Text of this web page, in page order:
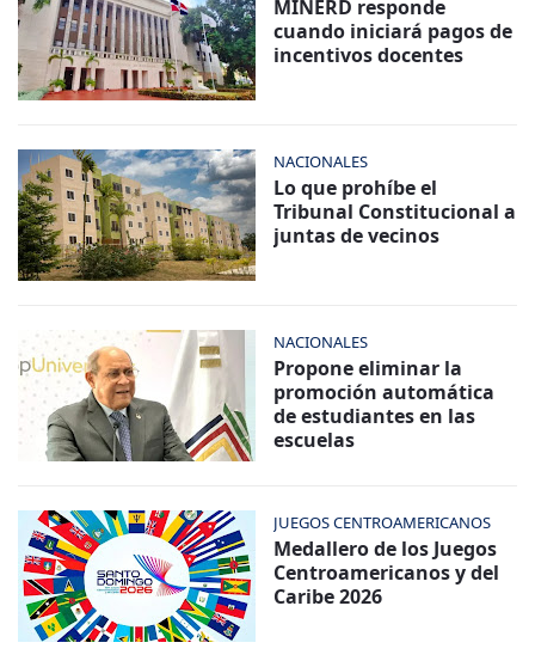
MINERD responde
cuando iniciará pagos de
incentivos docentes
NACIONALES
Lo que prohíbe el
Tribunal Constitucional a
juntas de vecinos
NACIONALES
Propone eliminar la
promoción automática
de estudiantes en las
escuelas
JUEGOS CENTROAMERICANOS
Medallero de los Juegos
Centroamericanos y del
Caribe 2026